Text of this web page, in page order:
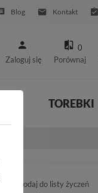
Blog Kontakt
Zaloguj się
0
Porównaj
TOREBKI
Dodaj do listy życzeń